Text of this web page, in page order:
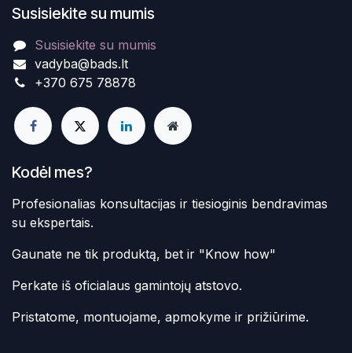
Susisiekite su mumis
Susisiekite su mumis
vadyba@bads.lt
+370 675 78878
Kodėl mes?
Profesionalias konsultacijas ir tiesioginis bendravimas
su ekspertais.
Gaunate ne tik produktą, bet ir "Know how"
Perkate iš oficialaus gamintojų atstovo.
Pristatome, montuojame, apmokyme ir prižiūrime.